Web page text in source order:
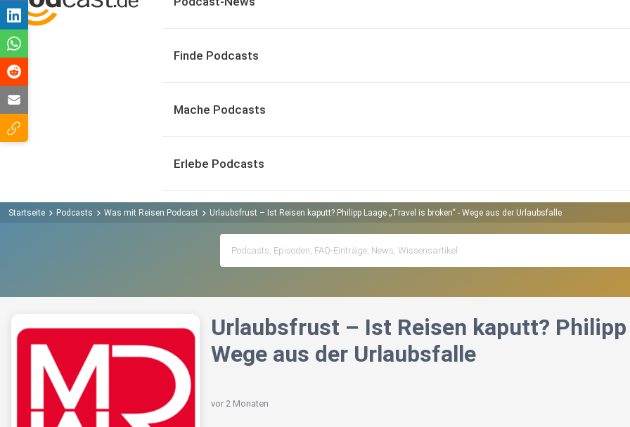
Finde Podcasts
Mache Podcasts
Erlebe Podcasts
Startseite Podcasts Was mit Reisen Podcast Urlaubsfrust – Ist Reisen kaputt? Philipp Laage „Travel is broken“ - Wege aus der Urlaubsfalle
Urlaubsfrust – Ist Reisen kaputt? Philipp
Wege aus der Urlaubsfalle
vor 2 Monaten